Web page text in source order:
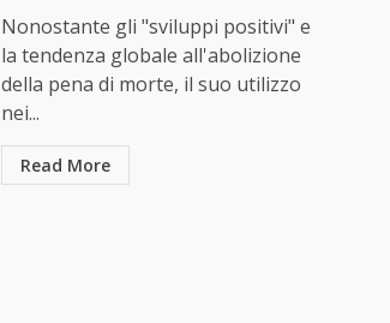
Nonostante gli "sviluppi positivi" e
la tendenza globale all'abolizione
della pena di morte, il suo utilizzo
nei...
Read More